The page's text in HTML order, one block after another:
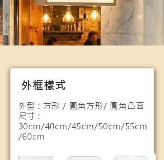
外框樣式
外型 : 方形 / 圓角方形/ 圓角凸面
​尺寸 :
30cm/40cm/45cm/50cm/55cm
/60cm